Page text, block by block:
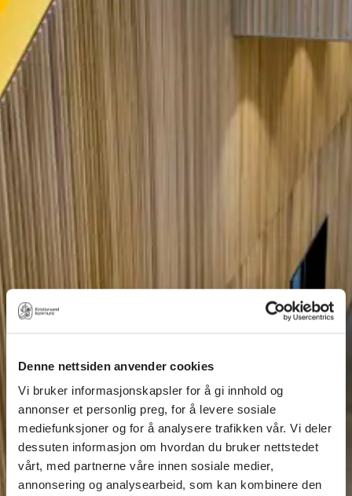
Denne nettsiden anvender cookies
Vi bruker informasjonskapsler for å gi innhold og
annonser et personlig preg, for å levere sosiale
mediefunksjoner og for å analysere trafikken vår. Vi deler
dessuten informasjon om hvordan du bruker nettstedet
vårt, med partnerne våre innen sosiale medier,
annonsering og analysearbeid, som kan kombinere den